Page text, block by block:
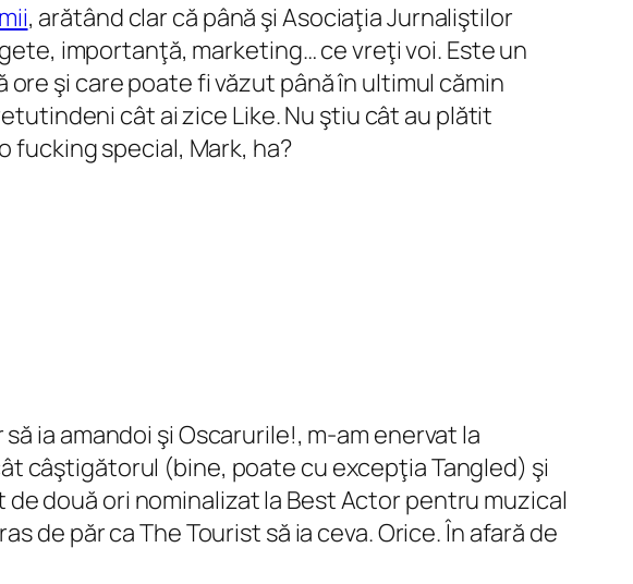
, arătând clar că până şi Asociaţia Jurnaliştilor
importanţă, marketing… ce vreţi voi. Este un
şi care poate fi văzut până în ultimul cămin
cât ai zice Like. Nu ştiu cât au plătit
fucking special, Mark, ha?
ia amandoi şi Oscarurile!, m-am enervat la
câştigătorul (bine, poate cu excepţia Tangled) şi
două ori nominalizat la Best Actor pentru muzical
de păr ca The Tourist să ia ceva. Orice. În afară de